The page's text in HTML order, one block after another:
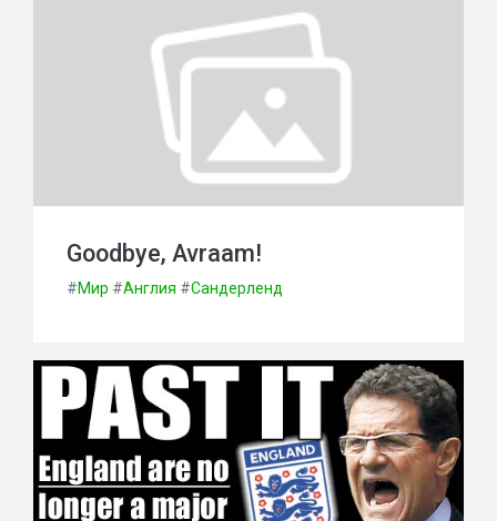
Goodbye, Avraam!
#Мир #Англия #Сандерленд